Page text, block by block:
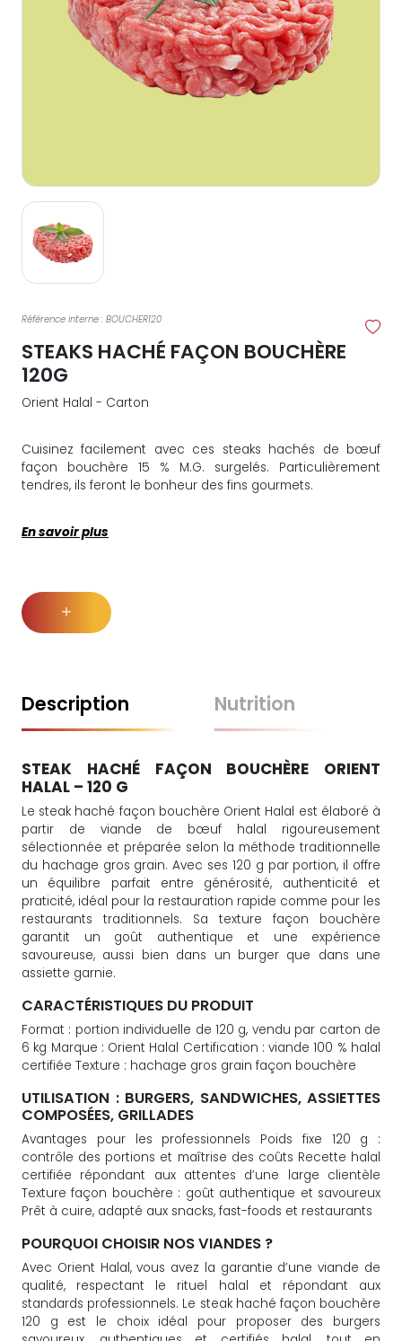
Référence interne : BOUCHER120
STEAKS HACHÉ FAÇON BOUCHÈRE
120G
Orient Halal - Carton
Cuisinez facilement avec ces steaks hachés de bœuf
façon bouchère 15 % M.G. surgelés. Particulièrement
tendres, ils feront le bonheur des fins gourmets.
En savoir plus
Description Nutrition
STEAK HACHÉ FAÇON BOUCHÈRE ORIENT
HALAL – 120 G
Le steak haché façon bouchère Orient Halal est élaboré à
partir de viande de bœuf halal rigoureusement
sélectionnée et préparée selon la méthode traditionnelle
du hachage gros grain. Avec ses 120 g par portion, il offre
un équilibre parfait entre générosité, authenticité et
praticité, idéal pour la restauration rapide comme pour les
restaurants traditionnels. Sa texture façon bouchère
garantit un goût authentique et une expérience
savoureuse, aussi bien dans un burger que dans une
assiette garnie.
CARACTÉRISTIQUES DU PRODUIT
Format : portion individuelle de 120 g, vendu par carton de
6 kg Marque : Orient Halal Certification : viande 100 % halal
certifiée Texture : hachage gros grain façon bouchère
UTILISATION : BURGERS, SANDWICHES, ASSIETTES
COMPOSÉES, GRILLADES
Avantages pour les professionnels Poids fixe 120 g :
contrôle des portions et maîtrise des coûts Recette halal
certifiée répondant aux attentes d’une large clientèle
Texture façon bouchère : goût authentique et savoureux
Prêt à cuire, adapté aux snacks, fast-foods et restaurants
POURQUOI CHOISIR NOS VIANDES ?
Avec Orient Halal, vous avez la garantie d’une viande de
qualité, respectant le rituel halal et répondant aux
standards professionnels. Le steak haché façon bouchère
120 g est le choix idéal pour proposer des burgers